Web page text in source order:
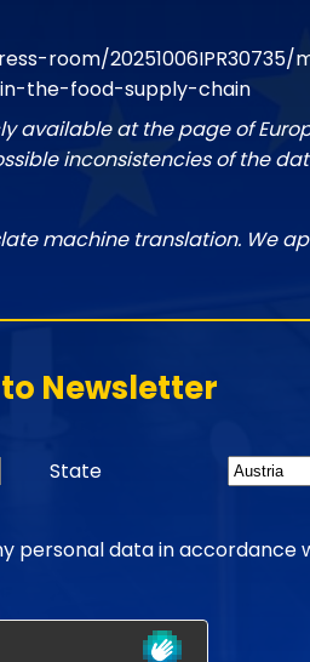
room/20251006IPR30735/
the-food-supply-chain
available at the page of
inconsistencies of the
machine translation. We
Newsletter
State
personal data in accordance